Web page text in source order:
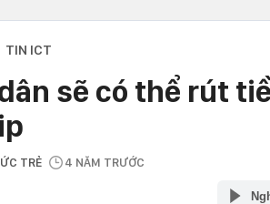
TIN ICT
sẽ có thể rút
TRẺ 4 NĂM TRƯỚC